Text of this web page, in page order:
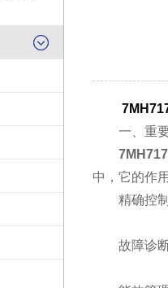
一、重
中，它的作
精确控制
故障诊断